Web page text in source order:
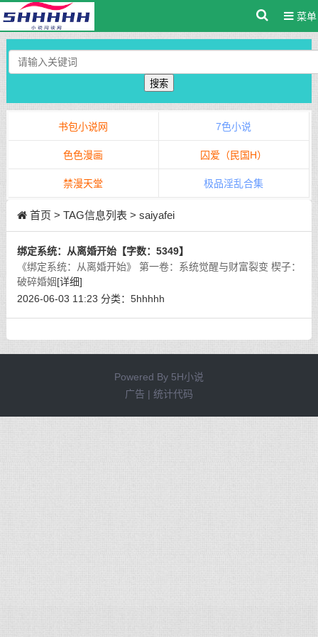
菜单
搜索
书包小说网 7色小说
色色漫画 囚爱（民国H）
禁漫天堂 极品淫乱合集
首页 > TAG信息列表 > saiyafei
绑定系统：从离婚开始【字数：5349】
《绑定系统：从离婚开始》 第一卷：系统觉醒与财富裂变 楔子：
破碎婚姻[详细]
2026-06-03 11:23 分类： 5hhhhh
Powered By 5H小说
广告 | 统计代码